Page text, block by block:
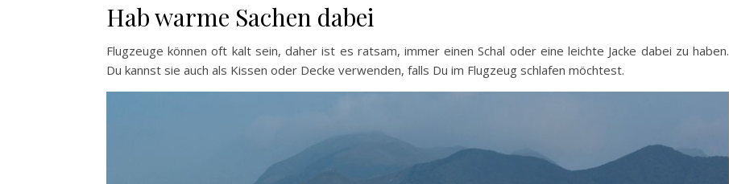
Hab warme Sachen dabei
Flugzeuge können oft kalt sein, daher ist es ratsam, immer einen Schal oder eine leichte Jacke dabei zu haben.
Du kannst sie auch als Kissen oder Decke verwenden, falls Du im Flugzeug schlafen möchtest.